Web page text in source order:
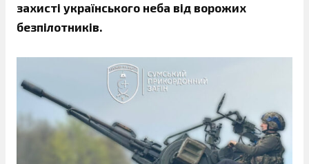
захисті українського неба від ворожих
безпілотників.